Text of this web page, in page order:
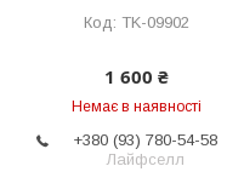
TK-09902
1 600 ₴
Немає в наявності
+380 (93) 780-54-58
Лайфселл